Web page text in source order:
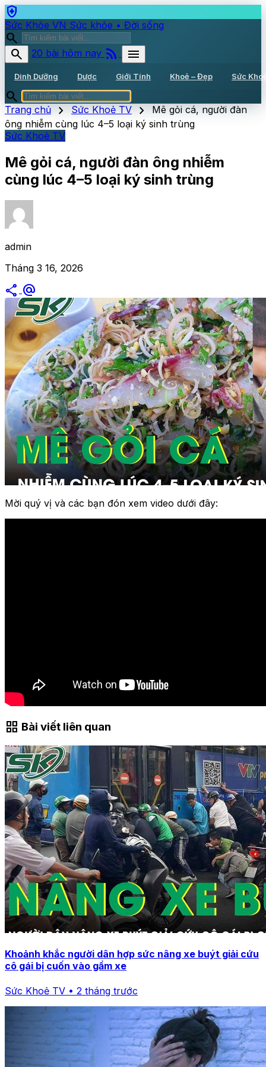
health_and_safety
Sức Khỏe VN Sức khỏe • Đời sống
search
search
20 bài hôm nay rss_feed menu
Dinh Dưỡng Dược Giới Tính Khoẻ – Đẹp Sức
search
Trang chủ chevron_right Sức Khoẻ TV chevron_right Mê gỏi cá, người đàn
ông nhiễm cùng lúc 4–5 loại ký sinh trùng
Sức Khoẻ TV
Mê gỏi cá, người đàn ông nhiễm
cùng lúc 4–5 loại ký sinh trùng
admin
Tháng 3 16, 2026
share alternate_email
Mời quý vị và các bạn đón xem video dưới đây:
grid_view Bài viết liên quan
Khoảnh khắc người dân hợp sức nâng xe buýt giải cứu
cô gái bị cuốn vào gầm xe
Sức Khoẻ TV • 2 tháng trước